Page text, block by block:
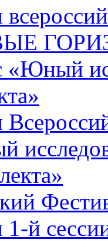
1-й